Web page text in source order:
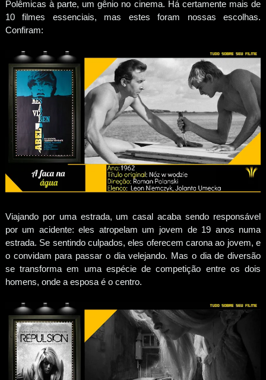
Polêmicas à parte, um gênio no cinema. Há certamente mais de
10 filmes essenciais, mas estes foram nossas escolhas.
Confiram:
Viajando por uma estrada, um casal acaba sendo responsável
por um acidente: eles atropelam um jovem de 19 anos numa
estrada. Se sentindo culpados, eles oferecem carona ao jovem, e
o convidam para passar o dia velejando. Mas o dia de diversão
se transforma em uma espécie de competição entre os dois
homens, onde a esposa é o centro.